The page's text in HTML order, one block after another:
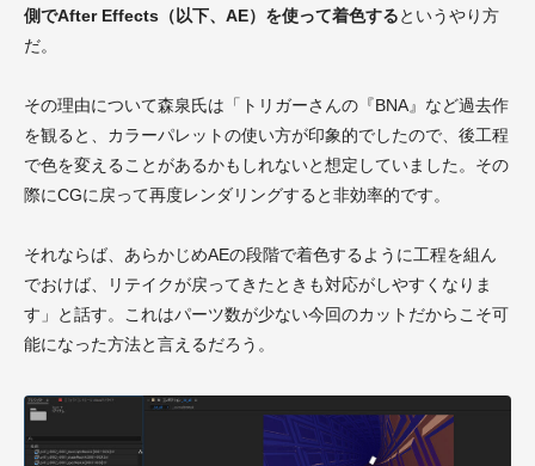
側でAfter Effects（以下、AE）を使って着色するというやり方
だ。
その理由について森泉氏は「トリガーさんの『BNA』など過去作
を観ると、カラーパレットの使い方が印象的でしたので、後工程
で色を変えることがあるかもしれないと想定していました。その
際にCGに戻って再度レンダリングすると非効率的です。
それならば、あらかじめAEの段階で着色するように工程を組ん
でおけば、リテイクが戻ってきたときも対応がしやすくなりま
す」と話す。これはパーツ数が少ない今回のカットだからこそ可
能になった方法と言えるだろう。